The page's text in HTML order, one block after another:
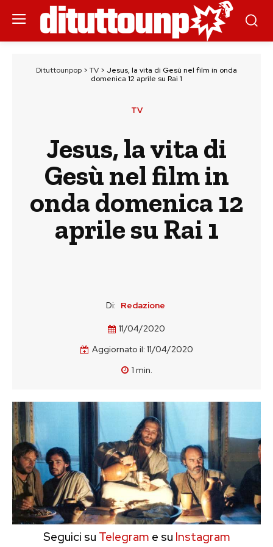
Dituttounpop > TV > Jesus, la vita di Gesù nel film in onda
domenica 12 aprile su Rai 1
TV
Jesus, la vita di
Gesù nel film in
onda domenica 12
aprile su Rai 1
Di: Redazione
11/04/2020
Aggiornato il: 11/04/2020
1 min.
Seguici su Telegram e su Instagram